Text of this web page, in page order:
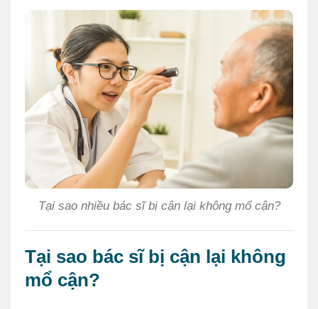
Tại sao nhiều bác sĩ bị cận lại không mổ cận?
Tại sao bác sĩ bị cận lại không
mổ cận?